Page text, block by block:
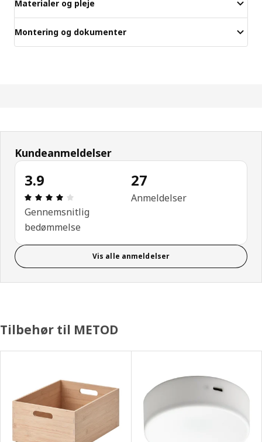
Materialer og pleje
Montering og dokumenter
Kundeanmeldelser
3.9
Anmeldelse: 3.9 Ud af 5 Stjerner. Anmeldelser i
Gennemsnitlig
bedømmelse
27
Anmeldelser
Vis alle anmeldelser
Tilbehør til METOD